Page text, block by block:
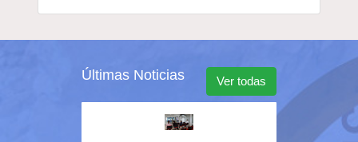
Últimas Noticias Ver todas